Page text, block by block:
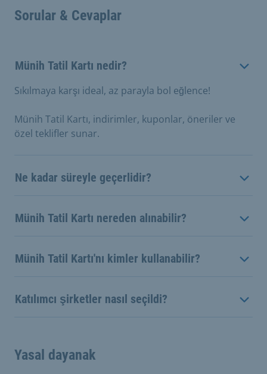
Sorular & Cevaplar
Münih Tatil Kartı nedir?
Sıkılmaya karşı ideal, az parayla bol eğlence!
Münih Tatil Kartı, indirimler, kuponlar, öneriler ve
özel teklifler sunar.
Ne kadar süreyle geçerlidir?
Münih Tatil Kartı nereden alınabilir?
Münih Tatil Kartı'nı kimler kullanabilir?
Katılımcı şirketler nasıl seçildi?
Yasal dayanak